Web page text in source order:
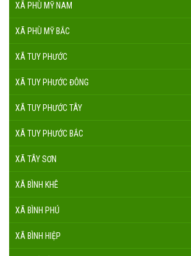
XÃ PHÙ MỸ NAM
XÃ PHÙ MỸ BẮC
XÃ TUY PHƯỚC
XÃ TUY PHƯỚC ĐÔNG
XÃ TUY PHƯỚC TÂY
XÃ TUY PHƯỚC BẮC
XÃ TÂY SƠN
XÃ BÌNH KHÊ
XÃ BÌNH PHÚ
XÃ BÌNH HIỆP